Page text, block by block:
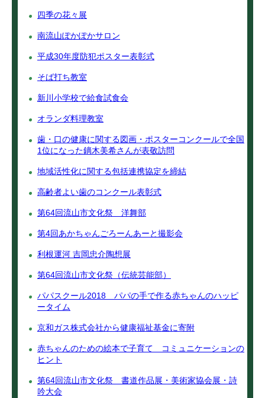
四季の花々展
南流山ぽかぽかサロン
平成30年度防犯ポスター表彰式
そば打ち教室
新川小学校で給食試食会
オランダ料理教室
歯・口の健康に関する図画・ポスターコンクールで全国
1位になった鏑木美希さんが表敬訪問
地域活性化に関する包括連携協定を締結
高齢者よい歯のコンクール表彰式
第64回流山市文化祭 洋舞部
第4回あかちゃんごろーんあーと撮影会
利根運河 吉岡忠介陶想展
第64回流山市文化祭（伝統芸能部）
パパスクール2018 パパの手で作る赤ちゃんのハッピ
ータイム
京和ガス株式会社から健康福祉基金に寄附
赤ちゃんのための絵本で子育て コミュニケーションの
ヒント
第64回流山市文化祭 書道作品展・美術家協会展・詩
吟大会